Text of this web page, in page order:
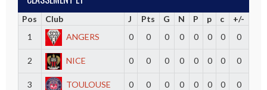
Pos Club J Pts G N P p c
+/-
1
ANGERS 0 0 0 0 0 0 0 0
2 NICE 0 0 0 0 0 0 0 0
3 TOULOUSE 0 0 0 0 0 0 0 0